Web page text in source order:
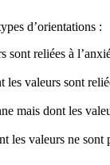
d’orientations :
sont reliées à
les valeurs sont
mais dont les
les valeurs ne sont